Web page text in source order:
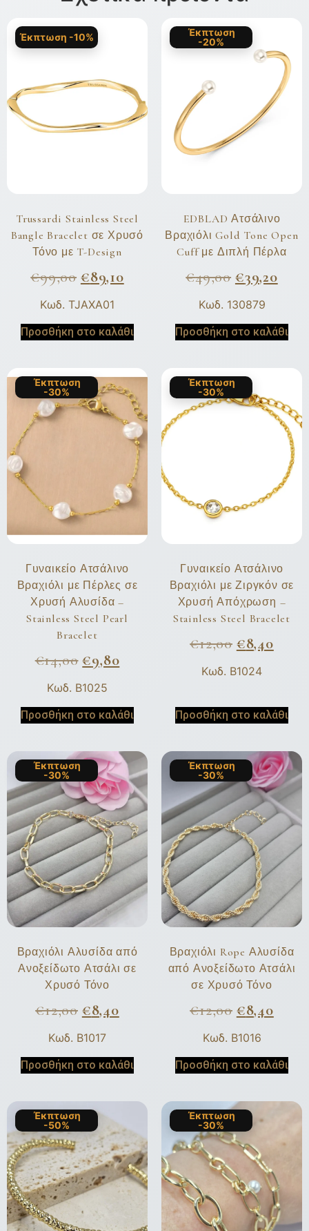
Έκπτωση -10%
Trussardi Stainless Steel
Bangle Bracelet σε Χρυσό
Τόνο με T-Design
€99,00 €89,10
Κωδ. TJAXA01
Προσθήκη στο καλάθι
Έκπτωση
-20%
EDBLAD Ατσάλινο
Βραχιόλι Gold Tone Open
Cuff με Διπλή Πέρλα
€49,00 €39,20
Κωδ. 130879
Προσθήκη στο καλάθι
Έκπτωση
-30%
Γυναικείο Ατσάλινο
Βραχιόλι με Πέρλες σε
Χρυσή Αλυσίδα –
Stainless Steel Pearl
Bracelet
€14,00 €9,80
Κωδ. B1025
Προσθήκη στο καλάθι
Έκπτωση
-30%
Γυναικείο Ατσάλινο
Βραχιόλι με Ζιργκόν σε
Χρυσή Απόχρωση –
Stainless Steel Bracelet
€12,00 €8,40
Κωδ. B1024
Προσθήκη στο καλάθι
Έκπτωση
-30%
Βραχιόλι Αλυσίδα από
Ανοξείδωτο Ατσάλι σε
Χρυσό Τόνο
€12,00 €8,40
Κωδ. B1017
Προσθήκη στο καλάθι
Έκπτωση
-30%
Βραχιόλι Rope Αλυσίδα
από Ανοξείδωτο Ατσάλι
σε Χρυσό Τόνο
€12,00 €8,40
Κωδ. B1016
Προσθήκη στο καλάθι
Έκπτωση
-50%
Έκπτωση
-30%